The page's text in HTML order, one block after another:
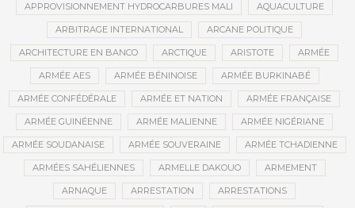
APPROVISIONNEMENT HYDROCARBURES MALI AQUACULTURE
ARBITRAGE INTERNATIONAL ARCANE POLITIQUE
ARCHITECTURE EN BANCO ARCTIQUE ARISTOTE ARMÉE
ARMÉE AES ARMÉE BÉNINOISE ARMÉE BURKINABÉ
ARMÉE CONFÉDÉRALE ARMÉE ET NATION ARMÉE FRANÇAISE
ARMÉE GUINÉENNE ARMÉE MALIENNE ARMÉE NIGÉRIANE
ARMÉE SOUDANAISE ARMÉE SOUVERAINE ARMÉE TCHADIENNE
ARMÉES SAHÉLIENNES ARMELLE DAKOUO ARMEMENT
ARNAQUE ARRESTATION ARRESTATIONS